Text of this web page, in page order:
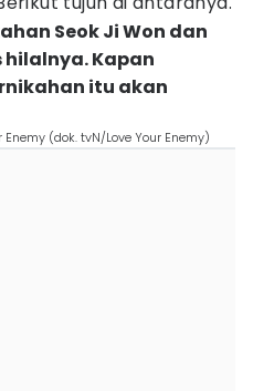
Seok Ji Won dan
hilalnya. Kapan
itu akan
(dok. tvN/Love Your Enemy)